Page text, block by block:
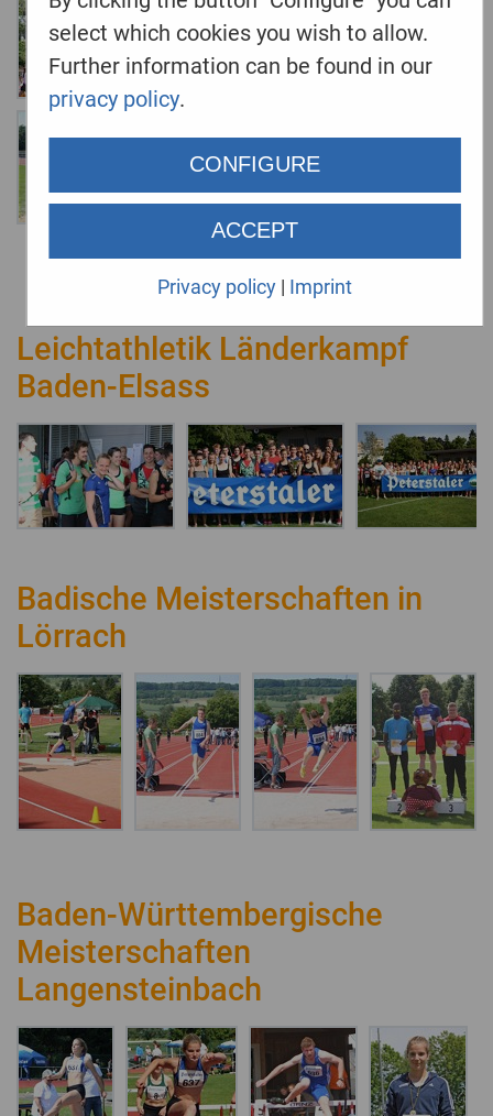
Leichtathletik Länderkampf
Baden-Elsass
Badische Meisterschaften in
Lörrach
Baden-Württembergische
Meisterschaften
Langensteinbach
select which cookies you wish to allow.
Further information can be found in our
privacy policy.
CONFIGURE
ACCEPT
Privacy policy | Imprint